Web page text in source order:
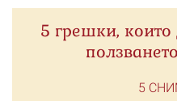
5 грешки,
5